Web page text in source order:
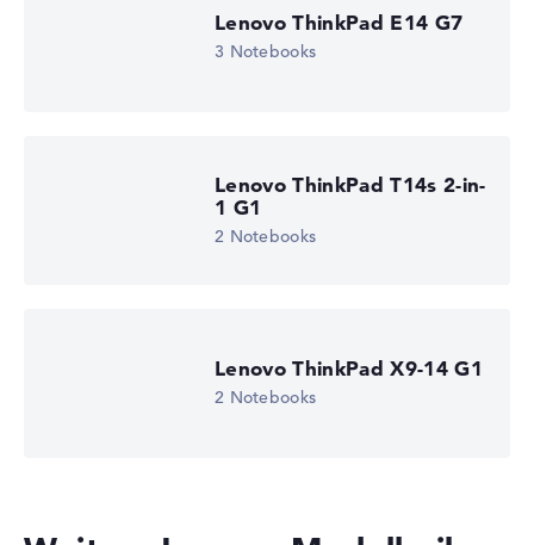
Lenovo ThinkPad E14 G7
3 Notebooks
Lenovo ThinkPad T14s 2-in-
1 G1
2 Notebooks
Lenovo ThinkPad X9-14 G1
2 Notebooks